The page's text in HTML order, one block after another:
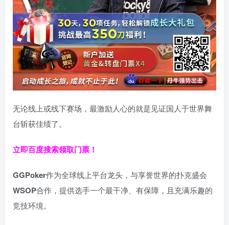
无论线上或线下赛场，最激励人心的就是见证国人于世界舞
台斩获佳绩了。
立即百度搜索领取门票！
GGPoker作为全球线上平台龙头，与享誉世界的扑克盛会
WSOP合作，提供选手一个最干净、有保障，且充满乐趣的
竞技环境。